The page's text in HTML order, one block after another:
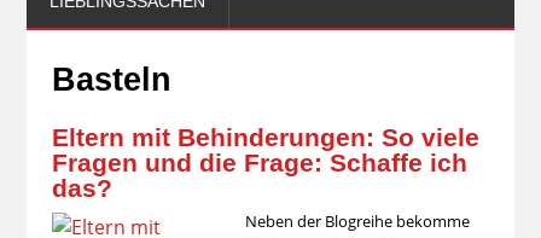
Basteln
Eltern mit Behinderungen: So viele
Fragen und die Frage: Schaffe ich
das?
Neben der Blogreihe bekomme